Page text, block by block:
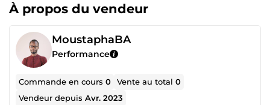
À propos du vendeur
MoustaphaBA
Performance
Commande en cours0 Vente au total0
Vendeur depuisAvr. 2023